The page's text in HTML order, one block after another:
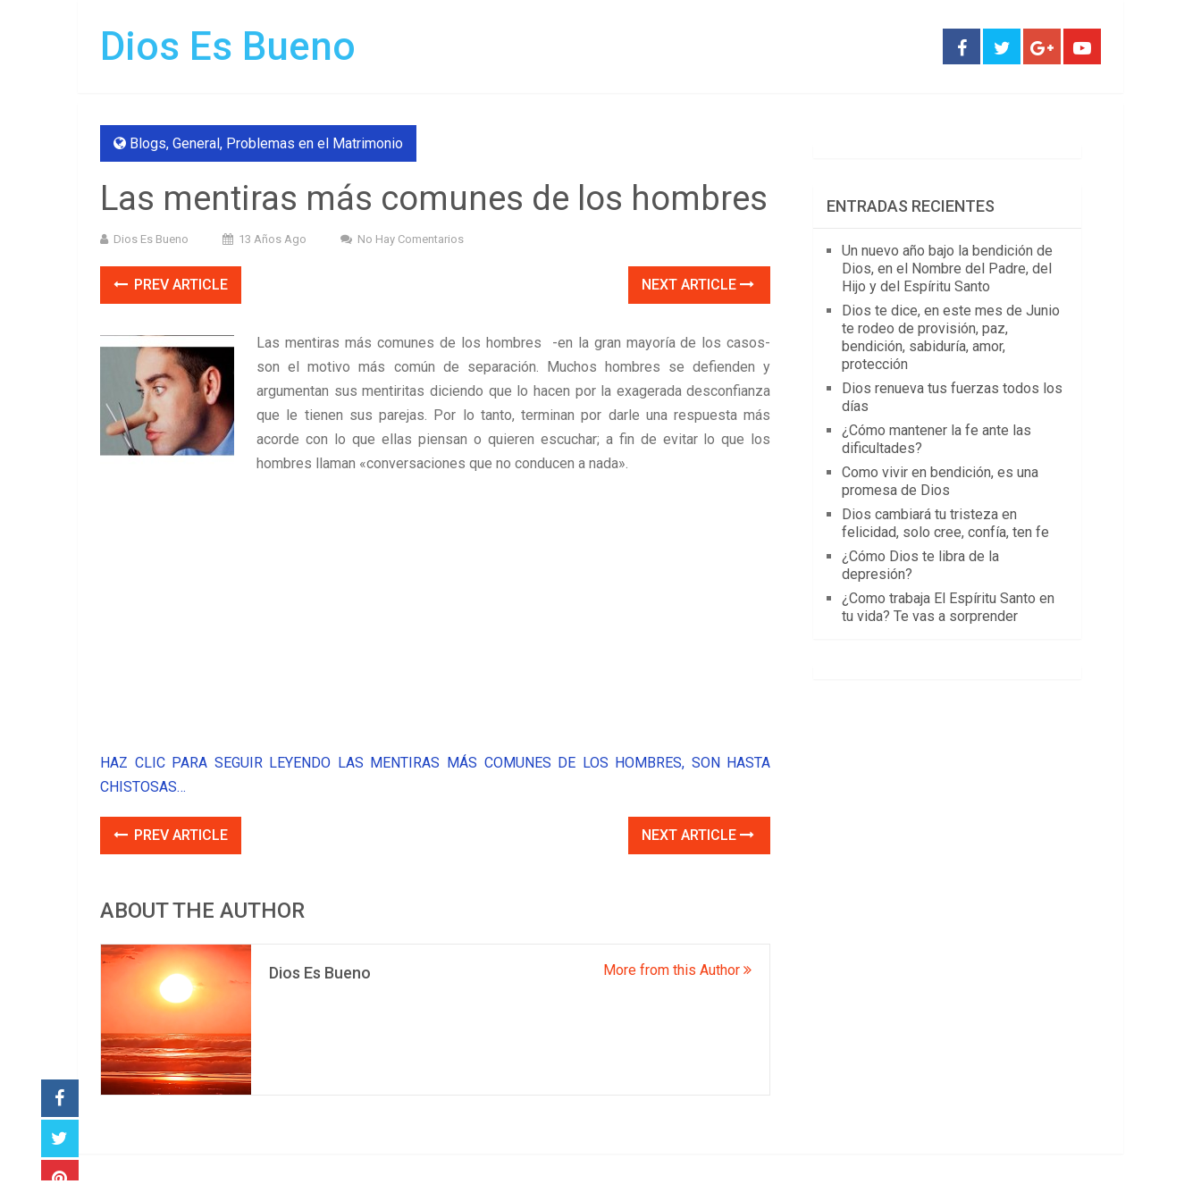
Dios Es Bueno
Blogs, General, Problemas en el Matrimonio
Las mentiras más comunes de los hombres
Dios Es Bueno 13 Años Ago No Hay Comentarios
PREV ARTICLE NEXT ARTICLE
Las mentiras más comunes de los hombres -en la gran mayoría de los casos-
son el motivo más común de separación. Muchos hombres se defienden y
argumentan sus mentiritas diciendo que lo hacen por la exagerada desconfianza
que le tienen sus parejas. Por lo tanto, terminan por darle una respuesta más
acorde con lo que ellas piensan o quieren escuchar; a fin de evitar lo que los
hombres llaman «conversaciones que no conducen a nada».
HAZ CLIC PARA SEGUIR LEYENDO LAS MENTIRAS MÁS COMUNES DE LOS HOMBRES, SON HASTA
CHISTOSAS…
PREV ARTICLE NEXT ARTICLE
ABOUT THE AUTHOR
Dios Es Bueno More from this Author
ENTRADAS RECIENTES
Un nuevo año bajo la bendición de
Dios, en el Nombre del Padre, del
Hijo y del Espíritu Santo
Dios te dice, en este mes de Junio
te rodeo de provisión, paz,
bendición, sabiduría, amor,
protección
Dios renueva tus fuerzas todos los
días
¿Cómo mantener la fe ante las
dificultades?
Como vivir en bendición, es una
promesa de Dios
Dios cambiará tu tristeza en
felicidad, solo cree, confía, ten fe
¿Cómo Dios te libra de la
depresión?
¿Como trabaja El Espíritu Santo en
tu vida? Te vas a sorprender